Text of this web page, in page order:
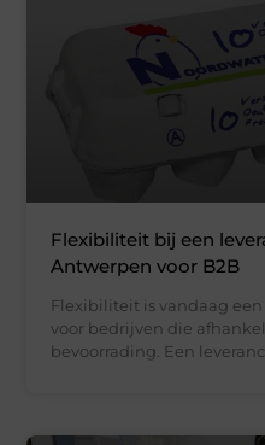
Flexibiliteit bij een
Antwerpen voor B2B
Flexibiliteit is vandaag
voor bedrijven die
bevoorrading. Een